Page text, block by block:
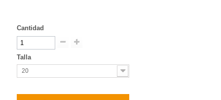
Cantidad
Talla
20